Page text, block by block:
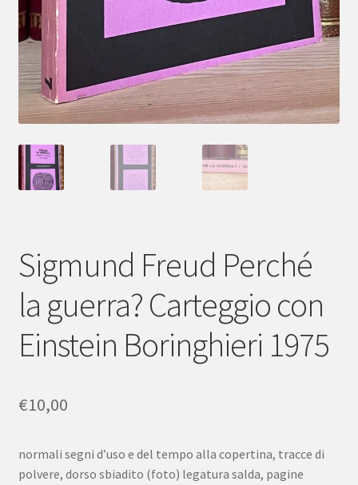
Sigmund Freud Perché
la guerra? Carteggio con
Einstein Boringhieri 1975
€10,00
normali segni d’uso e del tempo alla copertina, tracce di
polvere, dorso sbiadito (foto) legatura salda, pagine